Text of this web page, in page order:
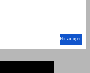
Hinzufügen